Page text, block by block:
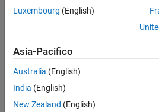
Luxembourg (English)
Asia-Pacifico
Australia (English)
India (English)
New Zealand (English)